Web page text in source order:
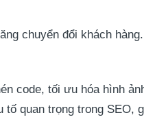
chuyển đổi khách
code, tối ưu hóa hình
quan trọng trong SEO,